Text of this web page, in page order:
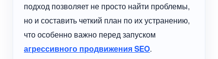
подход позволяет не просто найти проблемы,
но и составить четкий план по их устранению,
что особенно важно перед запуском
агрессивного продвижения SEO.